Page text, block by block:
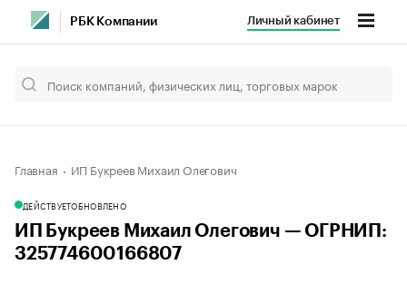
РБК Компании Личный кабинет
Главная ИП Букреев Михаил Олегович
ДЕЙСТВУЕТОБНОВЛЕНО
ИП Букреев Михаил Олегович — ОГРНИП:
325774600166807